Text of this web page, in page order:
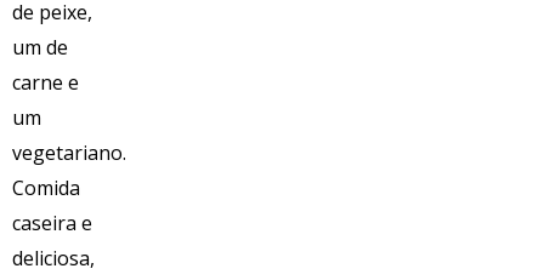
Quantidade
de
Descartaveis
A sua encomenda deverá ser realizada com pelo menos 4 dias
de antecedência. Caso tenha alguma dúvida contacte-nos.
Informação Nutricional por 100gr